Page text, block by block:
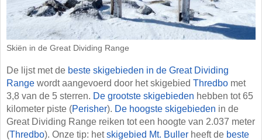
Skiën in de Great Dividing Range
De lijst met de beste skigebieden in de Great Dividing
Range wordt aangevoerd door het skigebied Thredbo met
3,8 van de 5 sterren. De grootste skigebieden hebben tot 65
kilometer piste (Perisher). De hoogste skigebieden in de
Great Dividing Range reiken tot een hoogte van 2.037 meter
(Thredbo). Onze tip: hetskigebied Mt. Buller heeft de beste